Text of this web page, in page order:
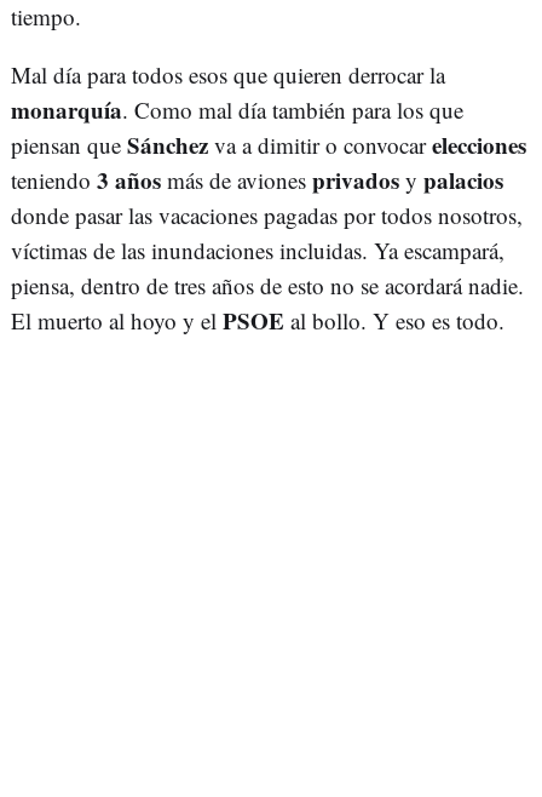
tiempo.
Mal día para todos esos que quieren derrocar la
monarquía. Como mal día también para los que
piensan que Sánchez va a dimitir o convocarelecciones
teniendo 3 años más de aviones privados y palacios
donde pasar las vacaciones pagadas por todos nosotros,
víctimas de las inundaciones incluidas. Ya escampará,
piensa, dentro de tres años de esto no se acordará nadie.
El muerto al hoyo y el PSOE al bollo. Y eso es todo.